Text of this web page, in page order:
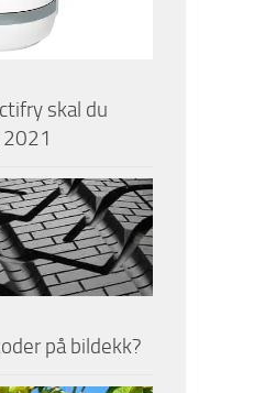
skal du
på bildekk?